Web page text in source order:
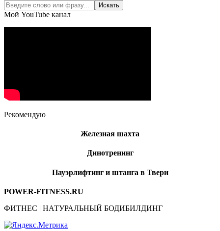
Мой YouTube канал
Рекомендую
Железная шахта
Динотренинг
Пауэрлифтинг и штанга в Твери
POWER-FITNESS.RU
ФИТНЕС | НАТУРАЛЬНЫЙ БОДИБИЛДИНГ